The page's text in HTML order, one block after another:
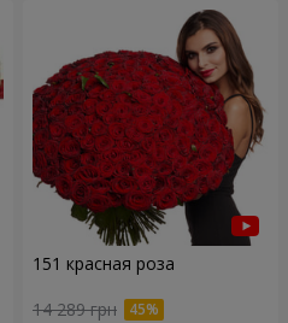
151 красная роза
14 289 грн